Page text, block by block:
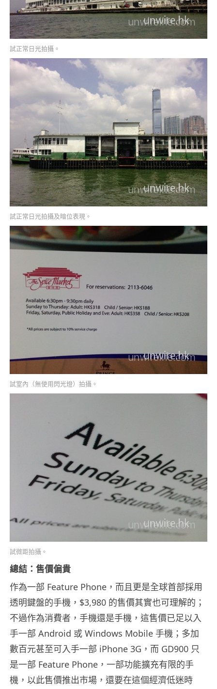
試正常日光拍攝。
試正常日光拍攝及暗位表現。
試室內（無使用閃光燈）拍攝。
試微距拍攝。
總結：售價偏貴
作為一部 Feature Phone，而且更是全球首部採用
透明鍵盤的手機，$3,980 的售價其實也可理解的；
不過作為消費者，手機還是手機，這售價已足以入
手一部 Android 或 Windows Mobile 手機；多加
數百元甚至可入手一部 iPhone 3G，而 GD900 只
是一部 Feature Phone，一部功能擴充有限的手
機，以此售價推出市場，還要在這個經濟低迷時